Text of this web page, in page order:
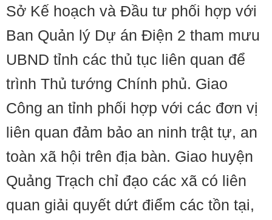
Sở Kế hoạch và Đầu tư phối hợp với
Ban Quản lý Dự án Điện 2 tham mưu
UBND tỉnh các thủ tục liên quan để
trình Thủ tướng Chính phủ. Giao
Công an tỉnh phối hợp với các đơn vị
liên quan đảm bảo an ninh trật tự, an
toàn xã hội trên địa bàn. Giao huyện
Quảng Trạch chỉ đạo các xã có liên
quan giải quyết dứt điểm các tồn tại,